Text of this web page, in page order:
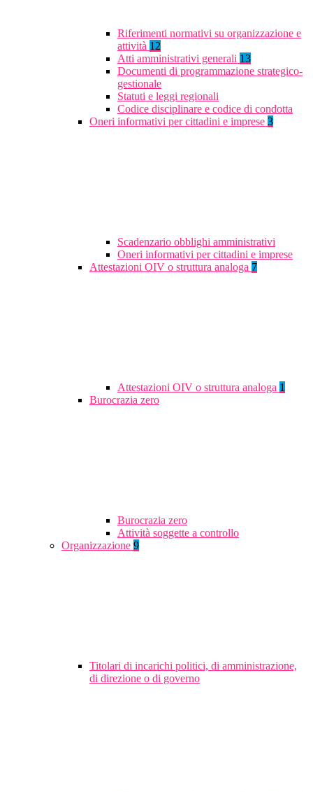
Riferimenti normativi su organizzazione e
attività 12
Atti amministrativi generali 13
Documenti di programmazione strategico-
gestionale
Statuti e leggi regionali
Codice disciplinare e codice di condotta
Oneri informativi per cittadini e imprese 3
Scadenzario obblighi amministrativi
Oneri informativi per cittadini e imprese
Attestazioni OIV o struttura analoga 7
Attestazioni OIV o struttura analoga 1
Burocrazia zero
Burocrazia zero
Attività soggette a controllo
Organizzazione 9
Titolari di incarichi politici, di amministrazione,
di direzione o di governo